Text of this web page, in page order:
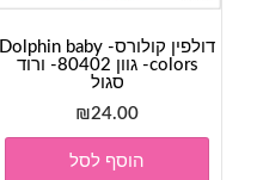
דולפין קולורס- Dolphin baby
colors- גוון 80402- ורוד
סגול
₪24.00
הוסף לסל